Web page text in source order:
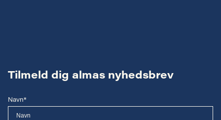
Tilmeld dig almas nyhedsbrev
Navn*